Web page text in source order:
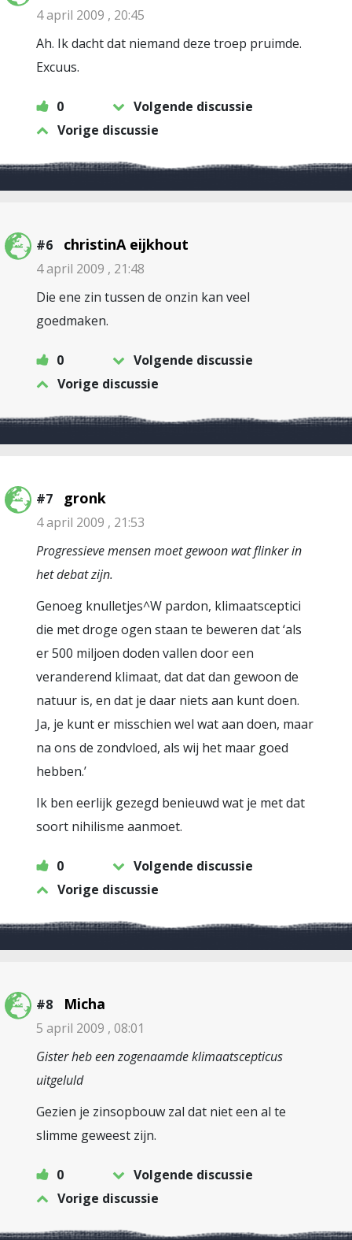
4 april 2009 , 20:45
Ah. Ik dacht dat niemand deze troep pruimde.
Excuus.
0
Volgende discussie
Vorige discussie
#6 christinA eijkhout
4 april 2009 , 21:48
Die ene zin tussen de onzin kan veel
goedmaken.
0
Volgende discussie
Vorige discussie
#7 gronk
4 april 2009 , 21:53
Progressieve mensen moet gewoon wat flinker in
het debat zijn.
Genoeg knulletjes^W pardon, klimaatsceptici
die met droge ogen staan te beweren dat ‘als
er 500 miljoen doden vallen door een
veranderend klimaat, dat dat dan gewoon de
natuur is, en dat je daar niets aan kunt doen.
Ja, je kunt er misschien wel wat aan doen, maar
na ons de zondvloed, als wij het maar goed
hebben.’
Ik ben eerlijk gezegd benieuwd wat je met dat
soort nihilisme aanmoet.
0
Volgende discussie
Vorige discussie
#8 Micha
5 april 2009 , 08:01
Gister heb een zogenaamde klimaatscepticus
uitgeluld
Gezien je zinsopbouw zal dat niet een al te
slimme geweest zijn.
0
Volgende discussie
Vorige discussie